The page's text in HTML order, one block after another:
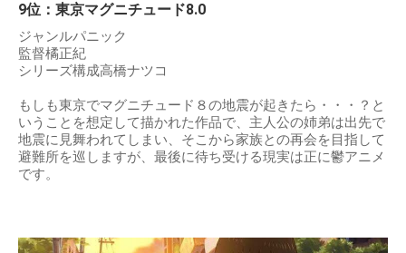
9位：東京マグニチュード8.0
ジャンルパニック
監督橘正紀
シリーズ構成高橋ナツコ
もしも東京でマグニチュード８の地震が起きたら・・・？と
いうことを想定して描かれた作品で、主人公の姉弟は出先で
地震に見舞われてしまい、そこから家族との再会を目指して
避難所を巡しますが、最後に待ち受ける現実は正に鬱アニメ
です。